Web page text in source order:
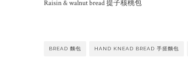
Raisin & walnut bread 提子核桃包
BREAD 麵包 HAND KNEAD BREAD 手搓麵包